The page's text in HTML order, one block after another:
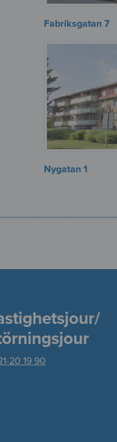
Fabriksgatan 7
Nygatan 1
20 19 90